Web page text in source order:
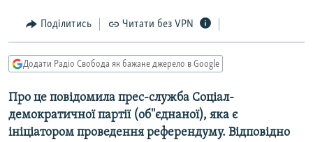
СПОРТ
УКРАЇНА
ТИ ЯК?
СХЕМИ
МУЛЬТИМЕДІА
ФОТО
Поділитись Читати без VPN
Додати Радіо Свобода як бажане джерело в Google
Про це повідомила прес-служба Соціал-
демократичної партії (об''єднаної), яка є
ініціатором проведення референдуму. Відповідно